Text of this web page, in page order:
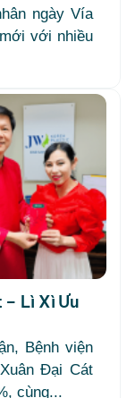
ngày Vía
với nhiều
Lì Xì Ưu
Bệnh viện
Đại Cát
cùng...